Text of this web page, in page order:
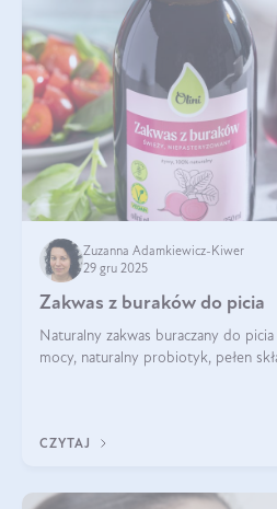
Zuzanna Adamkiewicz-Kiwer
29 gru 2025
Zakwas z buraków do picia
Naturalny zakwas buraczany do
mocy, naturalny probiotyk, pełen
CZYTAJ